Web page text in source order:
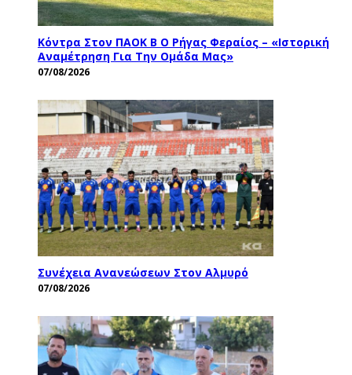
Κόντρα Στον ΠΑΟΚ Β Ο Ρήγας Φεραίος – «Ιστορική
Αναμέτρηση Για Την Ομάδα Μας»
07/08/2026
Συνέχεια Ανανεώσεων Στον Αλμυρό
07/08/2026